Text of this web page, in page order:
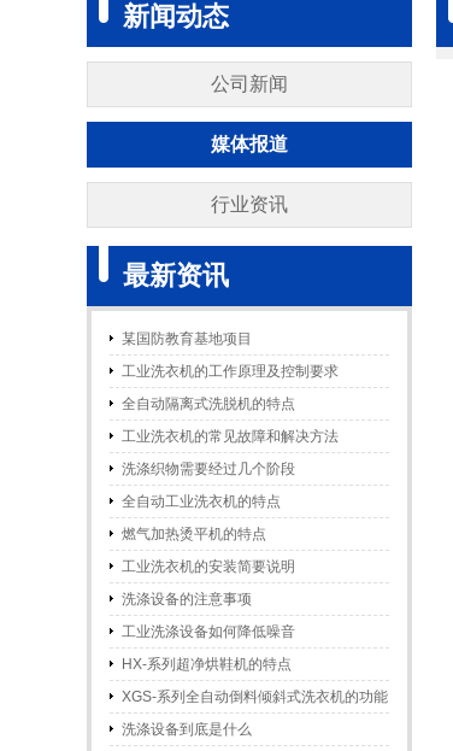
新闻动态
公司新闻
媒体报道
行业资讯
最新资讯
某国防教育基地项目
工业洗衣机的工作原理及控制要求
全自动隔离式洗脱机的特点
工业洗衣机的常见故障和解决方法
洗涤织物需要经过几个阶段
全自动工业洗衣机的特点
燃气加热烫平机的特点
工业洗衣机的安装简要说明
洗涤设备的注意事项
工业洗涤设备如何降低噪音
HX-系列超净烘鞋机的特点
XGS-系列全自动倒料倾斜式洗衣机的功能
和特点
洗涤设备到底是什么